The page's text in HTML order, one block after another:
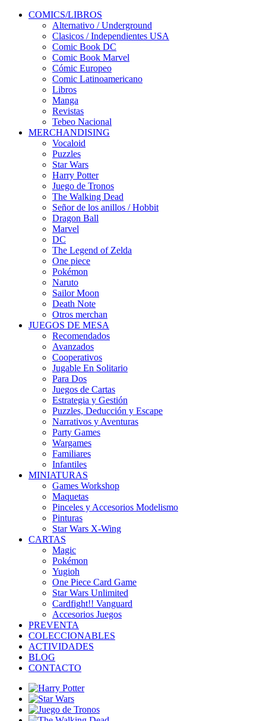
COMICS/LIBROS
Alternativo / Underground
Clasicos / Independientes USA
Comic Book DC
Comic Book Marvel
Cómic Europeo
Comic Latinoamericano
Libros
Manga
Revistas
Tebeo Nacional
MERCHANDISING
Vocaloid
Puzzles
Star Wars
Harry Potter
Juego de Tronos
The Walking Dead
Señor de los anillos / Hobbit
Dragon Ball
Marvel
DC
The Legend of Zelda
One piece
Pokémon
Naruto
Sailor Moon
Death Note
Otros merchan
JUEGOS DE MESA
Recomendados
Avanzados
Cooperativos
Jugable En Solitario
Para Dos
Juegos de Cartas
Estrategia y Gestión
Puzzles, Deducción y Escape
Narrativos y Aventuras
Party Games
Wargames
Familiares
Infantiles
MINIATURAS
Games Workshop
Maquetas
Pinceles y Accesorios Modelismo
Pinturas
Star Wars X-Wing
CARTAS
Magic
Pokémon
Yugioh
One Piece Card Game
Star Wars Unlimited
Cardfight!! Vanguard
Accesorios Juegos
PREVENTA
COLECCIONABLES
ACTIVIDADES
BLOG
CONTACTO